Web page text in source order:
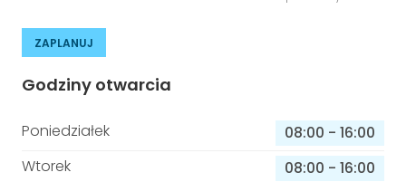
ZAPLANUJ
Godziny otwarcia
Poniedziałek 08:00 - 16:00
Wtorek
08:00 - 16:00